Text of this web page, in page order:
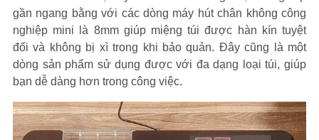
gần ngang bằng với các dòng máy hút chân không công
nghiệp mini là 8mm giúp miệng túi được hàn kín tuyệt
đối và không bị xì trong khi bảo quản. Đây cũng là một
dòng sản phẩm sử dụng được với đa dạng loại túi, giúp
bạn dễ dàng hơn trong công việc.